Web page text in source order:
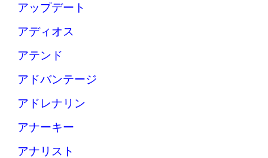
アップデート
アディオス
アテンド
アドバンテージ
アドレナリン
アナーキー
アナリスト